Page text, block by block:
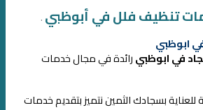
تنظيف فلل في أبوظبي.
ابوظبي
في ابوظبيرائدة في مجال خدمات
بسجادك الثميننتميز بتقديم خدمات